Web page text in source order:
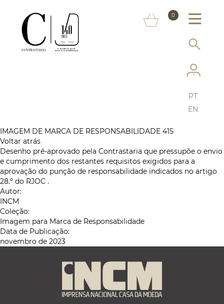
0
INFORMAÇÃO AO CONSUMIDOR
SERVIÇOS
MAIS CONTRASTARIA
LOJA ONLINE
PT
EN
IMAGEM DE MARCA DE RESPONSABILIDADE 415
Voltar atrás
Desenho pré-aprovado pela Contrastaria que pressupõe o envio
e cumprimento dos restantes requisitos exigidos para a
aprovação do punção de responsabilidade indicados no artigo
28.º do RJOC .
Autor:
INCM
Coleção:
Imagem para Marca de Responsabilidade
Data de Publicação:
novembro de 2023